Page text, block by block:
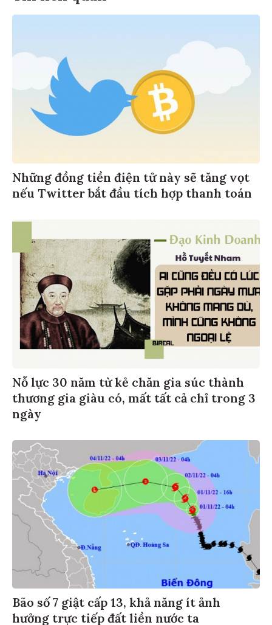
Những đồng tiền điện tử này sẽ tăng vọt
nếu Twitter bắt đầu tích hợp thanh toán
Nỗ lực 30 năm từ kẻ chăn gia súc thành
thương gia giàu có, mất tất cả chỉ trong 3
ngày
Bão số 7 giật cấp 13, khả năng ít ảnh
hưởng trực tiếp đất liền nước ta